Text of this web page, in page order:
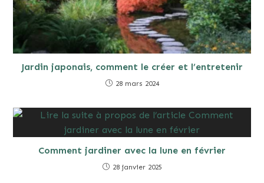
Jardin japonais, comment le créer et l’entretenir
28 mars 2024
Comment jardiner avec la lune en février
28 janvier 2025